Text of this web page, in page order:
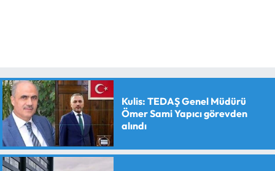
Kulis: TEDAŞ Genel Müdürü
Ömer Sami Yapıcı görevden
alındı